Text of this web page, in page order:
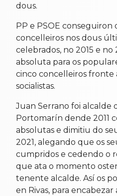
dous.
PP e PSOE conseguiron
concelleiros nos dous
celebrados, no 2015 e no
absoluta para os
cinco concelleiros fronte
socialistas.
Juan Serrano foi alcalde
Portomarín dende 2011
absolutas e dimitiu do
2021, alegando que os
cumpridos e cedendo o
que ata o momento
tenente alcalde. Así os
en Rivas, para encabezar